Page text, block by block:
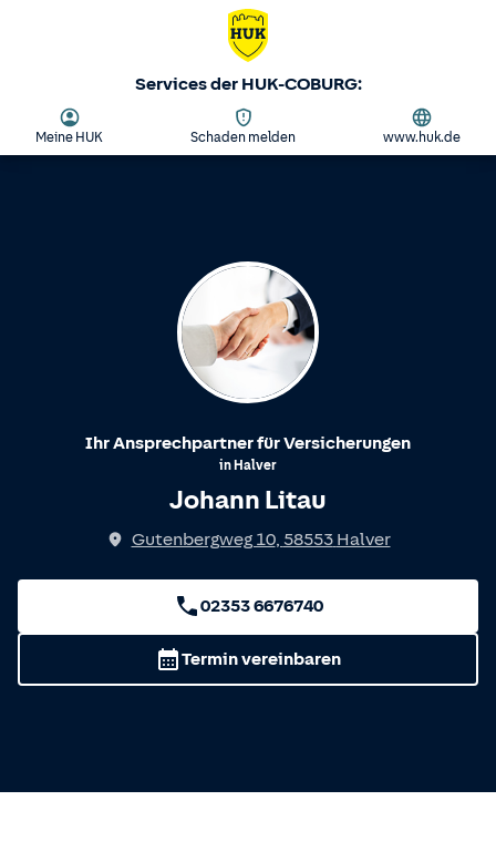
Services der HUK-COBURG:
Meine HUK Schaden melden www.huk.de
Ihr Ansprechpartner für Versicherungen
in Halver
Johann Litau
Gutenbergweg 10, 58553 Halver
02353 6676740
Termin vereinbaren